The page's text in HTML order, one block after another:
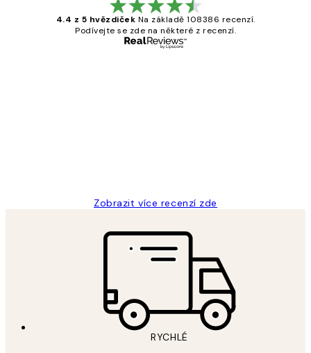
4.4 z 5 hvězdiček Na základě 108386 recenzí.
Podívejte se zde na některé z recenzí.
Zobrazit více recenzí zde
RYCHLÉ